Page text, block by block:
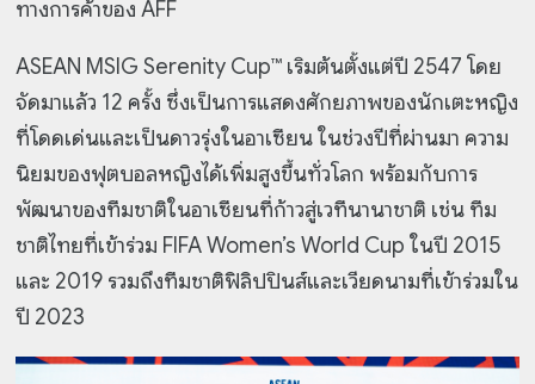
ทางการค้าของ AFF
ASEAN MSIG Serenity Cup™ เริมต้นตั้งแต่ปี 2547 โดย
จัดมาแล้ว 12 ครั้ง ซึ่งเป็นการแสดงศักยภาพของนักเตะหญิง
ที่โดดเด่นและเป็นดาวรุ่งในอาเซียน ในช่วงปีที่ผ่านมา ความ
นิยมของฟุตบอลหญิงได้เพิ่มสูงขึ้นทั่วโลก พร้อมกับการ
พัฒนาของทีมชาติในอาเซียนที่ก้าวสู่เวทีนานาชาติ เช่น ทีม
ชาติไทยที่เข้าร่วม FIFA Women’s World Cup ในปี 2015
และ 2019 รวมถึงทีมชาติฟิลิปปินส์และเวียดนามที่เข้าร่วมใน
ปี 2023